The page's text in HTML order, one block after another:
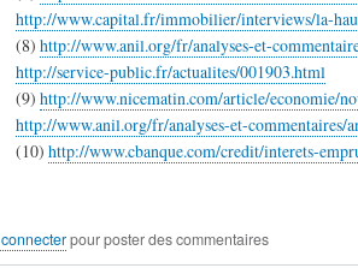
http://www.capital.fr/immobilier/interviews/la-
(8) http://www.anil.org/fr/analyses-et-
http://service-public.fr/actualites/001903.html
(9) http://www.nicematin.com/article/economie/
http://www.anil.org/fr/analyses-et-commentaires/
(10) http://www.cbanque.com/credit/interets-
pour poster des commentaires